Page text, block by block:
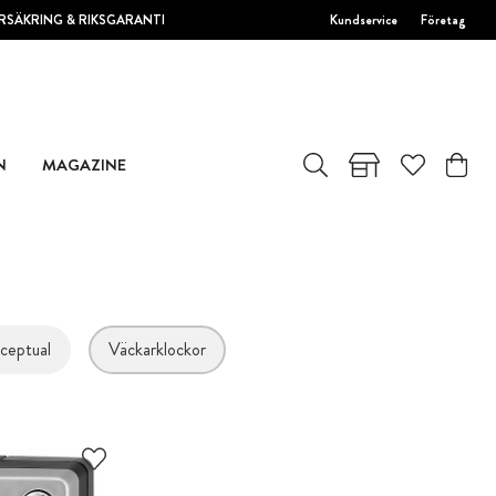
& RIKSGARANTI Kundservice Företag
MAGAZINE
Väckarklockor